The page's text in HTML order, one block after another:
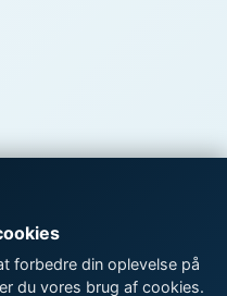
forbedre din oplevelse på
du vores brug af cookies.